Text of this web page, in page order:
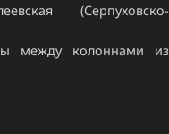
(Серпуховско-
между колоннами из